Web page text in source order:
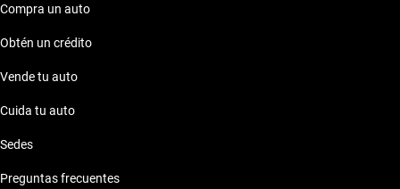
Compra un auto
Obtén un crédito
Vende tu auto
Cuida tu auto
Sedes
Preguntas frecuentes